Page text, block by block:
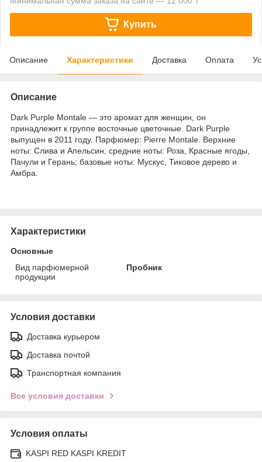
Купить
Описание Характеристики Доставка Оплата
Описание
Dark Purple Montale — это аромат для женщин, он
принадлежит к группе восточные цветочные. Dark Purple
выпущен в 2011 году. Парфюмер: Pierre Montale. Верхние
ноты: Слива и Апельсин; средние ноты: Роза, Красные ягоды,
Пачули и Герань; базовые ноты: Мускус, Тиковое дерево и
Амбра.
Характеристики
Основные
Вид парфюмерной
продукции
Пробник
Условия доставки
Доставка курьером
Доставка почтой
Транспортная компания
Все условия доставки
Условия оплаты
KASPI RED KASPI KREDIT